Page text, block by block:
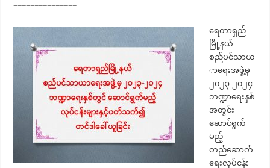
===============
ရေတာရှည်
မြို့နယ်
စည်ပင်သာယ
ာရေးအဖွဲ့မှ
၂၀၂၃-၂၀၂၄
ဘဏ္ဍာရေးနှစ်
အတွင်း
ဆောင်ရွက်
မည့်
တည်ဆောက်
ရေးလုပ်ငန်း